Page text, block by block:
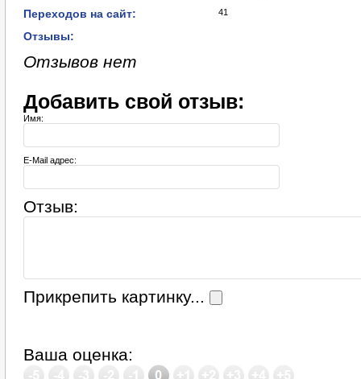
Переходов на сайт: 41
Отзывы:
Отзывов нет
Добавить свой отзыв:
Имя:
E-Mail адрес:
Отзыв:
Прикрепить картинку...
Ваша оценка: